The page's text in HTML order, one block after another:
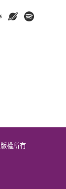
版權所有